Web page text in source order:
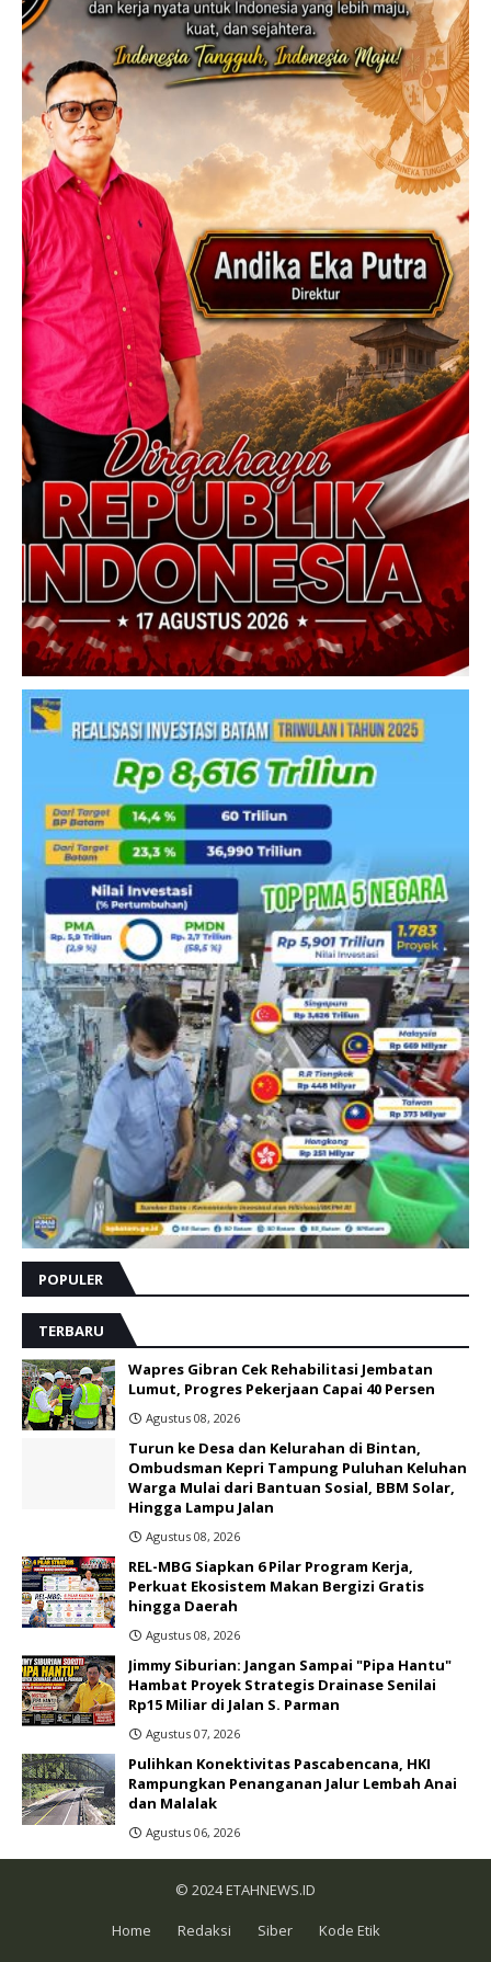
POPULER
TERBARU
Wapres Gibran Cek Rehabilitasi Jembatan
Lumut, Progres Pekerjaan Capai 40 Persen
Agustus 08, 2026
Turun ke Desa dan Kelurahan di Bintan,
Ombudsman Kepri Tampung Puluhan Keluhan
Warga Mulai dari Bantuan Sosial, BBM Solar,
Hingga Lampu Jalan
Agustus 08, 2026
REL-MBG Siapkan 6 Pilar Program Kerja,
Perkuat Ekosistem Makan Bergizi Gratis
hingga Daerah
Agustus 08, 2026
Jimmy Siburian: Jangan Sampai "Pipa Hantu"
Hambat Proyek Strategis Drainase Senilai
Rp15 Miliar di Jalan S. Parman
Agustus 07, 2026
Pulihkan Konektivitas Pascabencana, HKI
Rampungkan Penanganan Jalur Lembah Anai
dan Malalak
Agustus 06, 2026
© 2024ETAHNEWS.ID
Home Redaksi Siber Kode Etik